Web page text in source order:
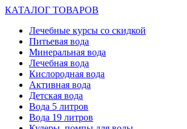
КАТАЛОГ ТОВАРОВ
Лечебные курсы со скидкой
Питьевая вода
Минеральная вода
Лечебная вода
Кислородная вода
Активная вода
Детская вода
Вода 5 литров
Вода 19 литров